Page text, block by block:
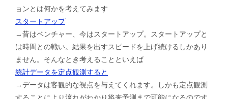
ョンとは何かを考えてみます
スタートアップ
→昔はベンチャー、今はスタートアップ。スタートアップと
は時間との戦い。結果を出すスピードを上げ続けるしかあり
ません。そんなとき考えることといえば
統計データを定点観測すると
→データは客観的な視点を与えてくれます。しかも定点観測
することにより流れがわかり将来予測まで可能になるのです